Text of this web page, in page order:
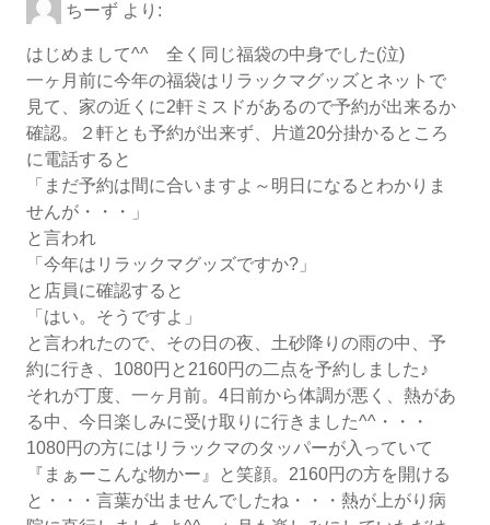
ちーず より:
はじめまして^^ 全く同じ福袋の中身でした(泣)
一ヶ月前に今年の福袋はリラックマグッズとネットで
見て、家の近くに2軒ミスドがあるので予約が出来るか
確認。２軒とも予約が出来ず、片道20分掛かるところ
に電話すると
「まだ予約は間に合いますよ～明日になるとわかりま
せんが・・・」
と言われ
「今年はリラックマグッズですか?」
と店員に確認すると
「はい。そうですよ」
と言われたので、その日の夜、土砂降りの雨の中、予
約に行き、1080円と2160円の二点を予約しました♪
それが丁度、一ヶ月前。4日前から体調が悪く、熱があ
る中、今日楽しみに受け取りに行きました^^・・・
1080円の方にはリラックマのタッパーが入っていて
『まぁーこんな物かー』と笑顔。2160円の方を開ける
と・・・言葉が出ませんでしたね・・・熱が上がり病